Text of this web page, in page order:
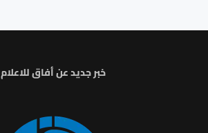
خبر جديد عن أفاق للاعلام